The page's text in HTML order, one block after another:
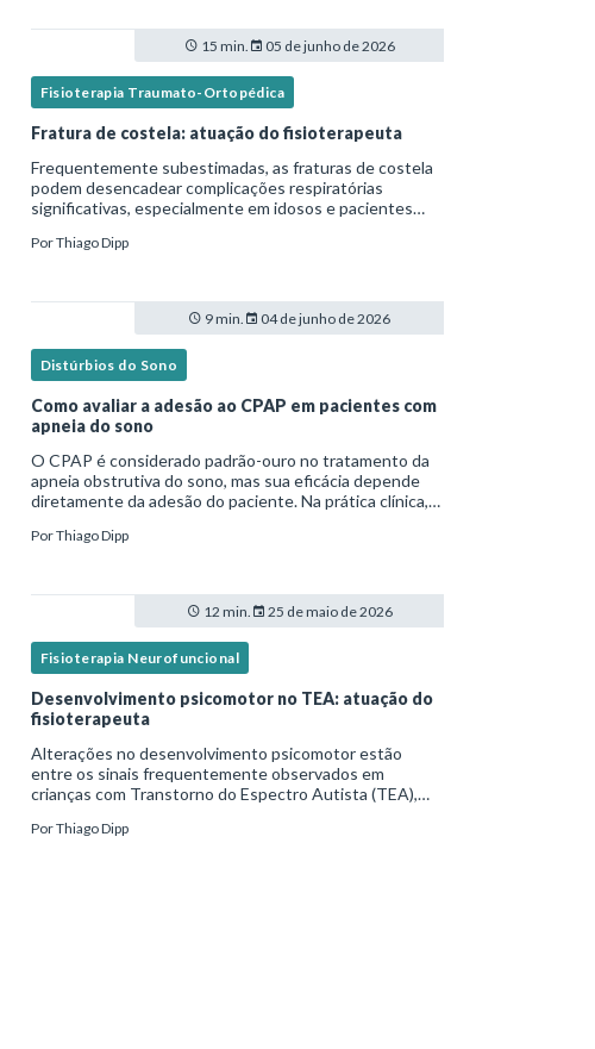
15 min. 05 de junho de 2026
Fisioterapia Traumato-Ortopédica
Fratura de costela: atuação do fisioterapeuta
Frequentemente subestimadas, as fraturas de costela
podem desencadear complicações respiratórias
significativas, especialmente em idosos e pacientes
em blogs e materiais científicos.Nesse cená
PorThiago Dipp
9 min. 04 de junho de 2026
Distúrbios do Sono
Como avaliar a adesão ao CPAP em pacientes com
apneia do sono
O CPAP é considerado padrão-ouro no tratamento da
apneia obstrutiva do sono, mas sua eficácia depende
diretamente da adesão do paciente. Na prática clínica,
realidade frequente. Diante disso, surg
PorThiago Dipp
12 min. 25 de maio de 2026
Fisioterapia Neurofuncional
Desenvolvimento psicomotor no TEA: atuação do
fisioterapeuta
Alterações no desenvolvimento psicomotor estão
entre os sinais frequentemente observados em
crianças com Transtorno do Espectro Autista (TEA),
formal.Diante disso, a atuação do fisioterapeuta vai
PorThiago Dipp